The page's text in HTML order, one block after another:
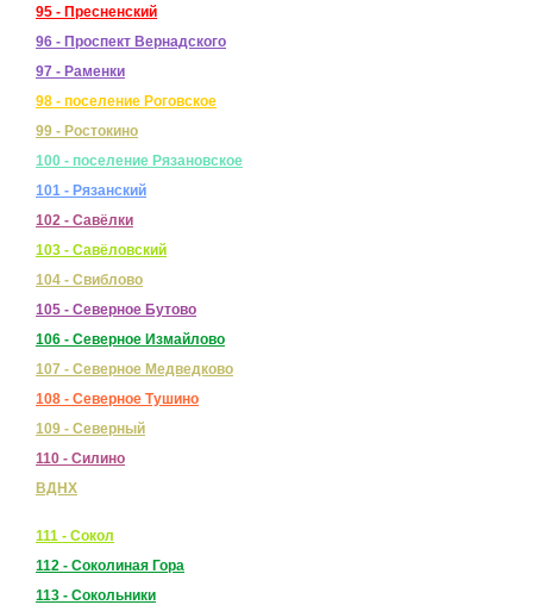
95 - Пресненский
96 - Проспект Вернадского
97 - Раменки
98 - поселение Роговское
99 - Ростокино
100 - поселение Рязановское
101 - Рязанский
102 - Савёлки
103 - Савёловский
104 - Свиблово
105 - Северное Бутово
106 - Северное Измайлово
107 - Северное Медведково
108 - Северное Тушино
109 - Северный
110 - Силино
ВДНХ
111 - Сокол
112 - Соколиная Гора
113 - Сокольники